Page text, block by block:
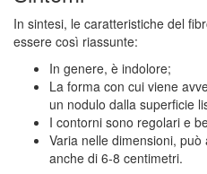
In sintesi, le caratteristiche del
essere così riassunte:
In genere, è indolore;
La forma con cui viene
un nodulo dalla superficie
I contorni sono regolari e
Varia nelle dimensioni,
anche di 6-8 centimetri.